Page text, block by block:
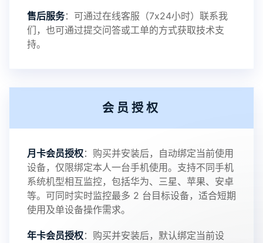
提示1：为避免异常风险情况，传输对方手机数据文
件至本地请先切换代理网络
鲸监控存在的问题与所需的更多功能，华鲸手机监
控将持续为您创造更优秀的监控APP
售后服务：可通过在线客服（7x24小时）联系我
们，也可通过提交问答或工单的方式获取技术支
持。
会员授权
月卡会员授权：购买并安装后，自动绑定当前使用
设备，仅限绑定本人一台手机使用。支持不同手机
系统机型相互监控，包括华为、三星、苹果、安卓
等。可同时实时监控最多 2 台目标设备，适合短期
使用及单设备操作需求。
年卡会员授权：购买并安装后，默认绑定当前设